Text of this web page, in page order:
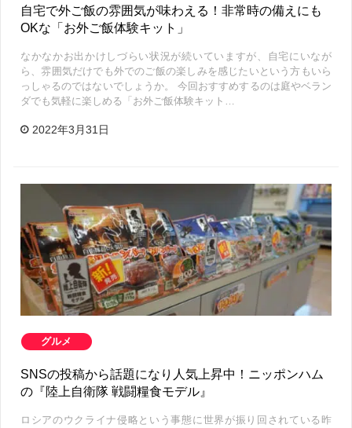
自宅で外ご飯の雰囲気が味わえる！非常時の備えにも
OKな「お外ご飯体験キット」
なかなかお出かけしづらい状況が続いていますが、自宅にいなが
ら、雰囲気だけでも外でのご飯の楽しみを感じたいという方もいら
っしゃるのではないでしょうか。 今回おすすめするのは庭やベラン
ダでも気軽に楽しめる「お外ご飯体験キット…
2022年3月31日
グルメ
SNSの投稿から話題になり人気上昇中！ニッポンハム
の『陸上自衛隊 戦闘糧食モデル』
ロシアのウクライナ侵略という事態に世界が振り回されている昨